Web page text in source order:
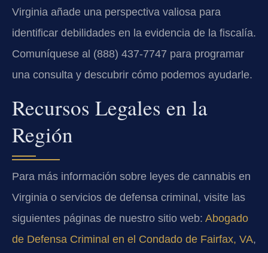
Virginia añade una perspectiva valiosa para
identificar debilidades en la evidencia de la fiscalía.
Comuníquese al (888) 437-7747 para programar
una consulta y descubrir cómo podemos ayudarle.
Recursos Legales en la
Región
Para más información sobre leyes de cannabis en
Virginia o servicios de defensa criminal, visite las
siguientes páginas de nuestro sitio web: Abogado
de Defensa Criminal en el Condado de Fairfax, VA,